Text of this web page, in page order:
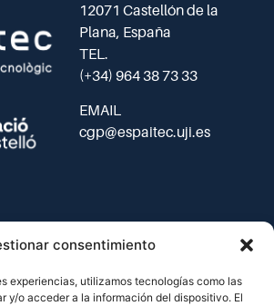
consentimiento
experiencias, utilizamos tecnologías como las
y/o acceder a la información del dispositivo. El
12071 Castellón de la
Plana, España
TEL.
(+34) 964 38 73 33
EMAIL
cgp@espaitec.uji.es